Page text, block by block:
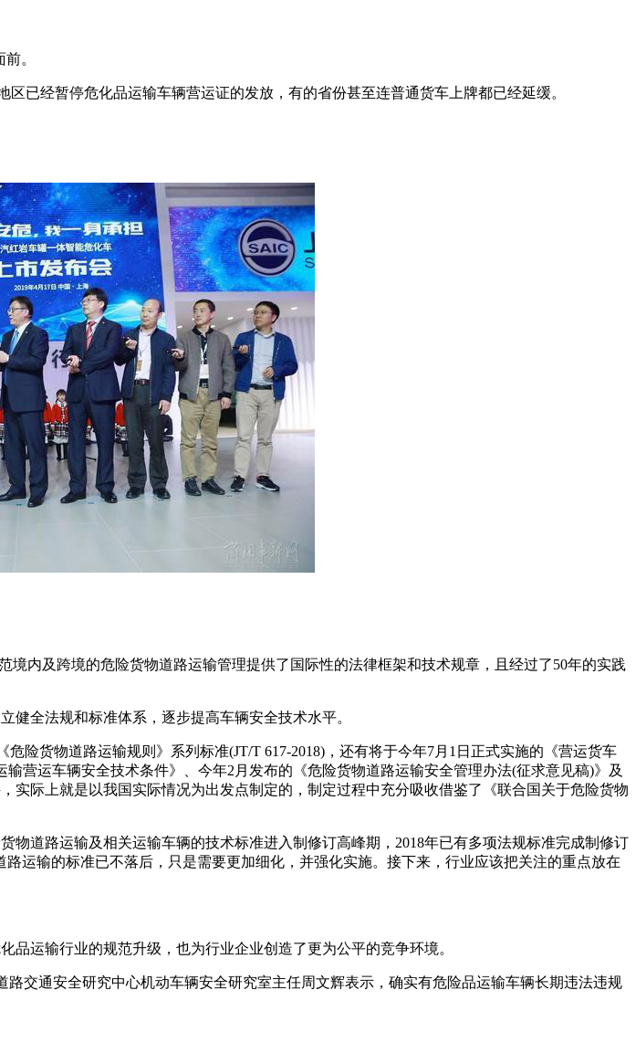
。
已经暂停危化品运输车辆营运证的发放，有的省份甚至连普通货车上牌都已经延缓。
及跨境的危险货物道路运输管理提供了国际性的法律框架和技术规章，且经过了50年的实践
全法规和标准体系，逐步提高车辆安全技术水平。
货物道路运输规则》系列标准(JT/T 617-2018)，还有将于今年7月1日正式实施的《营运货车
营运车辆安全技术条件》、今年2月发布的《危险货物道路运输安全管理办法(征求意见稿)》及
际上就是以我国实际情况为出发点制定的，制定过程中充分吸收借鉴了《联合国关于危险货物
道路运输及相关运输车辆的技术标准进入制修订高峰期，2018年已有多项法规标准完成制修订
运输的标准已不落后，只是需要更加细化，并强化实施。接下来，行业应该把关注的重点放在
运输行业的规范升级，也为行业企业创造了更为公平的竞争环境。
交通安全研究中心机动车辆安全研究室主任周文辉表示，确实有危险品运输车辆长期违法违规